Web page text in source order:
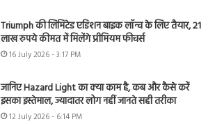
Triumph की लिमिटेड एडिशन बाइक लॉन्च के लिए तैयार, 21
लाख रुपये कीमत में मिलेंगे प्रीमियम फीचर्स
16 July 2026 - 3:17 PM
जानिए Hazard Light का क्या काम है, कब और कैसे करें
इसका इस्तेमाल, ज्यादातर लोग नहीं जानते सही तरीका
12 July 2026 - 6:14 PM